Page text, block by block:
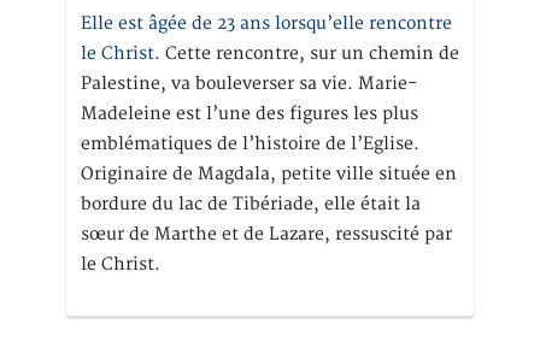
Elle est âgée de 23 ans lorsqu’elle rencontre
le Christ. Cette rencontre, sur un chemin de
Palestine, va bouleverser sa vie. Marie-
Madeleine est l’une des figures les plus
emblématiques de l’histoire de l’Eglise.
Originaire de Magdala, petite ville située en
bordure du lac de Tibériade, elle était la
sœur de Marthe et de Lazare, ressuscité par
le Christ.